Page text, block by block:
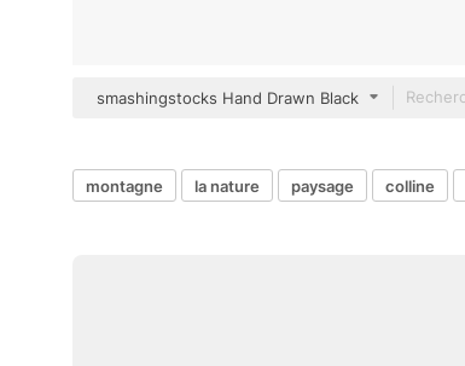
smashingstocks Hand Drawn Black
montagne la nature paysage colline